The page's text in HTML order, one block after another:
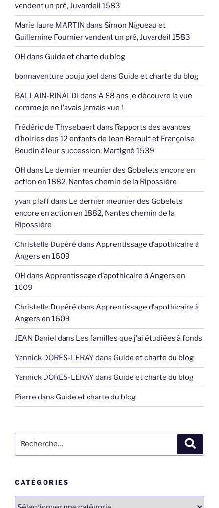
vendent un pré, Juvardeil 1583
Marie laure MARTIN dans Simon Nigueau et
Guillemine Fournier vendent un pré, Juvardeil 1583
OH dans Guide et charte du blog
bonnaventure bouju joel dans Guide et charte du blog
BALLAIN-RINALDI dans A 88 ans je découvre la vue
comme je ne l’avais jamais vue !
Frédéric de Thysebaertdans Rapports des avances
d’hoiries des 12 enfants de Jean Berault et Françoise
Beudin à leur succession, Martigné 1539
OH dans Le dernier meunier des Gobelets encore en
action en 1882, Nantes chemin de la Ripossière
yvan pfaffdans Le dernier meunier des Gobelets
encore en action en 1882, Nantes chemin de la
Ripossière
Christelle Dupéré dans Apprentissage d’apothicaire à
Angers en 1609
OH dans Apprentissage d’apothicaire à Angers en
1609
Christelle Dupéré dans Apprentissage d’apothicaire à
Angers en 1609
JEAN Daniel dans Les familles que j’ai étudiées à fonds
Yannick DORES-LERAYdans Guide et charte du blog
Yannick DORES-LERAYdans Guide et charte du blog
Pierre dans Guide et charte du blog
pour
CATÉGORIES